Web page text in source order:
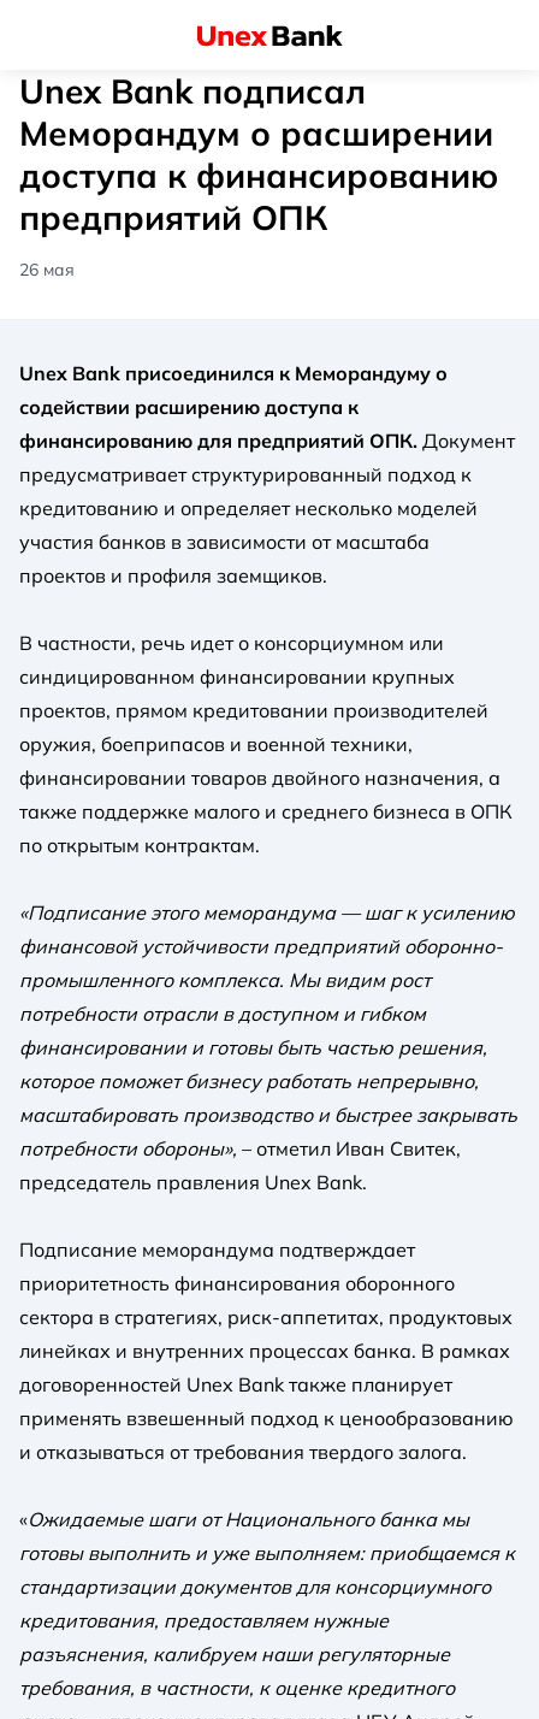
Unex Bank подписал
Меморандум о расширении
доступа к финансированию
предприятий ОПК
26 мая
Unex Bank присоединился к Меморандуму о
содействии расширению доступа к
финансированию для предприятий ОПК. Документ
предусматривает структурированный подход к
кредитованию и определяет несколько моделей
участия банков в зависимости от масштаба
проектов и профиля заемщиков.
В частности, речь идет о консорциумном или
синдицированном финансировании крупных
проектов, прямом кредитовании производителей
оружия, боеприпасов и военной техники,
финансировании товаров двойного назначения, а
также поддержке малого и среднего бизнеса в ОПК
по открытым контрактам.
«Подписание этого меморандума — шаг к усилению
финансовой устойчивости предприятий оборонно-
промышленного комплекса. Мы видим рост
потребности отрасли в доступном и гибком
финансировании и готовы быть частью решения,
которое поможет бизнесу работать непрерывно,
масштабировать производство и быстрее закрывать
потребности обороны», – отметил Иван Свитек,
председатель правления Unex Bank.
Подписание меморандума подтверждает
приоритетность финансирования оборонного
сектора в стратегиях, риск-аппетитах, продуктовых
линейках и внутренних процессах банка. В рамках
договоренностей Unex Bank также планирует
применять взвешенный подход к ценообразованию
и отказываться от требования твердого залога.
«Ожидаемые шаги от Национального банка мы
готовы выполнить и уже выполняем: приобщаемся к
стандартизации документов для консорциумного
кредитования, предоставляем нужные
разъяснения, калибруем наши регуляторные
требования, в частности, к оценке кредитного